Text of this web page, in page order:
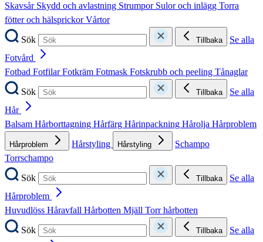
Skavsår Skydd och avlastning Strumpor Sulor och inlägg Torra
fötter och hälsprickorVårtor
Sök
Tillbaka
Se alla
Fotvård
Fotbad FotfilarFotkräm Fotmask Fotskrubb och peeling Tånaglar
Sök
Tillbaka
Se alla
Hår
Balsam Hårborttagning Hårfärg Hårinpackning Hårolja Hårproblem
Hårproblem Hårstyling Hårstyling
Schampo
Torrschampo
Sök
Tillbaka
Se alla
Hårproblem
Huvudlöss Håravfall Hårbotten Mjäll Torr hårbotten
Sök
Tillbaka
Se alla